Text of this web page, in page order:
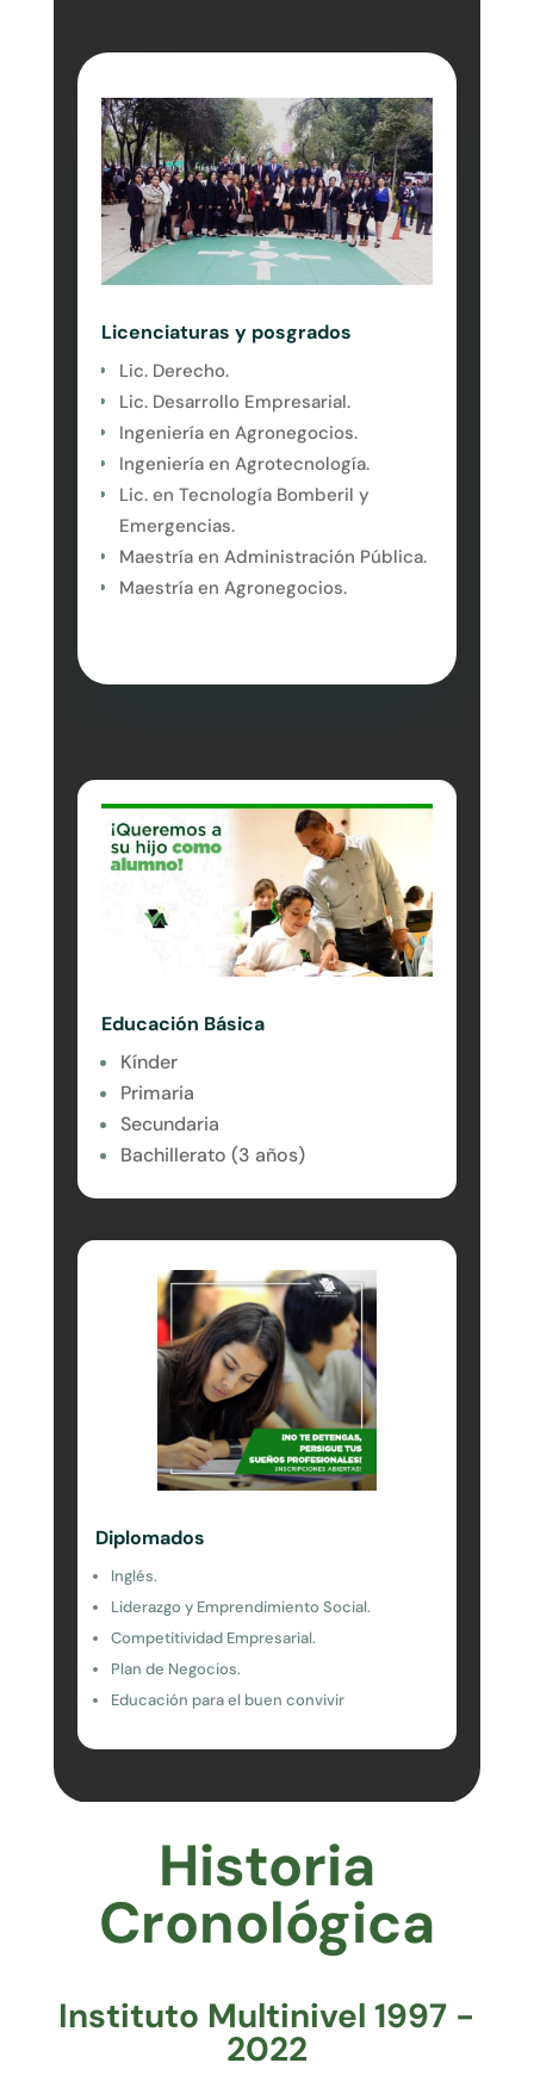
Licenciaturas y posgrados
Lic. Derecho.
Lic. Desarrollo Empresarial.
Ingeniería en Agronegocios.
Ingeniería en Agrotecnología.
Lic. en Tecnología Bomberil y
Emergencias.
Maestría en Administración Pública.
Maestría en Agronegocios.
Educación Básica
Kínder
Primaria
Secundaria
Bachillerato (3 años)
Diplomados
Inglés.
Liderazgo y Emprendimiento Social.
Competitividad Empresarial.
Plan de Negocios.
Educación para el buen convivir
Historia
Cronológica
Instituto Multinivel 1997 -
2022